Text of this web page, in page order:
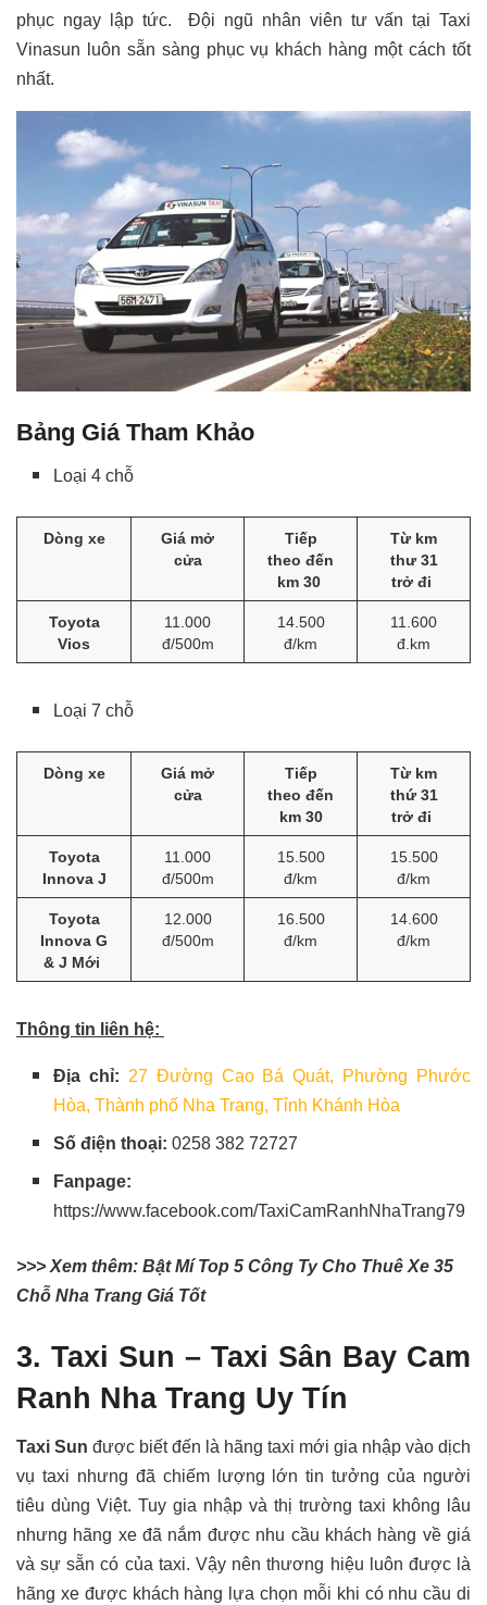
phục ngay lập tức. Đội ngũ nhân viên tư vấn tại Taxi
Vinasun luôn sẵn sàng phục vụ khách hàng một cách tốt
nhất.
Bảng Giá Tham Khảo
Loại 4 chỗ
Dòng xe
Giá mở
cửa
Tiếp
theo đến
km 30
Từ km
thư 31
trở đi
Toyota
Vios
11.000
đ/500m
14.500
đ/km
11.600
đ.km
Loại 7 chỗ
Dòng xe
Giá mở
cửa
Tiếp
theo đến
km 30
Từ km
thứ 31
trở đi
Toyota
Innova J
11.000
đ/500m
15.500
đ/km
15.500
đ/km
Toyota
Innova G
& J Mới
12.000
đ/500m
16.500
đ/km
14.600
đ/km
Thông tin liên hệ:
Địa chỉ: 27 Đường Cao Bá Quát, Phường Phước
Hòa, Thành phố Nha Trang, Tỉnh Khánh Hòa
Số điện thoại:0258 382 72727
Fanpage:
https://www.facebook.com/TaxiCamRanhNhaTrang79
>>> Xem thêm: Bật Mí Top 5 Công Ty Cho Thuê Xe 35
Chỗ Nha Trang Giá Tốt
3. Taxi Sun – Taxi Sân Bay Cam
Ranh Nha Trang Uy Tín
Taxi Sun được biết đến là hãng taxi mới gia nhập vào dịch
vụ taxi nhưng đã chiếm lượng lớn tin tưởng của người
tiêu dùng Việt. Tuy gia nhập và thị trường taxi không lâu
nhưng hãng xe đã nắm được nhu cầu khách hàng về giá
và sự sẵn có của taxi. Vậy nên thương hiệu luôn được là
hãng xe được khách hàng lựa chọn mỗi khi có nhu cầu di